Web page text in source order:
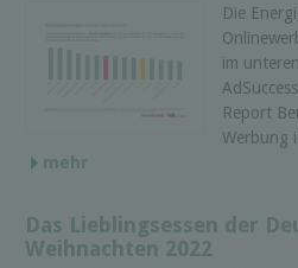
Die
im
Report
Werbung
mehr
Das Lieblingsessen der
Weihnachten 2022